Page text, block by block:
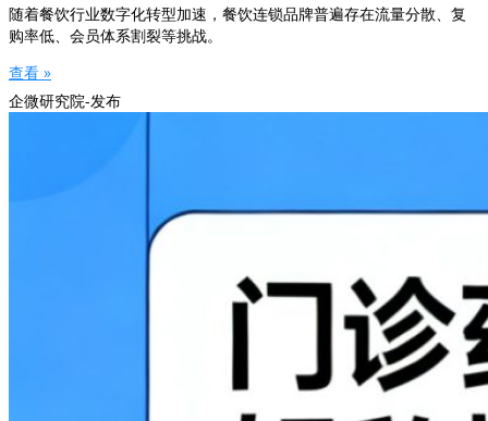
随着餐饮行业数字化转型加速，餐饮连锁品牌普遍存在流量分散、复
购率低、会员体系割裂等挑战。
查看 »
企微研究院-发布